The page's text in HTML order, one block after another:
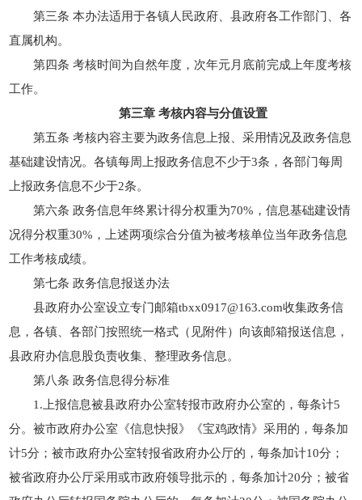
第三条 本办法适用于各镇人民政府、县政府各工作部门、各
直属机构。
第四条 考核时间为自然年度，次年元月底前完成上年度考核
工作。
第三章 考核内容与分值设置
第五条 考核内容主要为政务信息上报、采用情况及政务信息
基础建设情况。各镇每周上报政务信息不少于3条，各部门每周
上报政务信息不少于2条。
第六条 政务信息年终累计得分权重为70%，信息基础建设情
况得分权重30%，上述两项综合分值为被考核单位当年政务信息
工作考核成绩。
第七条 政务信息报送办法
县政府办公室设立专门邮箱tbxx0917@163.com收集政务信
息，各镇、各部门按照统一格式（见附件）向该邮箱报送信息，
县政府办信息股负责收集、整理政务信息。
第八条 政务信息得分标准
1.上报信息被县政府办公室转报市政府办公室的，每条计5
分。被市政府办公室《信息快报》《宝鸡政情》采用的，每条加
计5分；被市政府办公室转报省政府办公厅的，每条加计10分；
被省政府办公厅采用或市政府领导批示的，每条加计20分；被省